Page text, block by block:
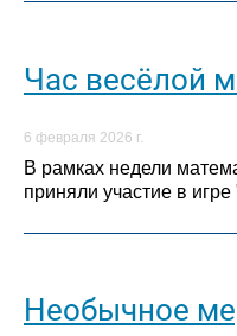
Час весёлой
6 февраля 2026 г.
В рамках недели
приняли участие в
Необычное